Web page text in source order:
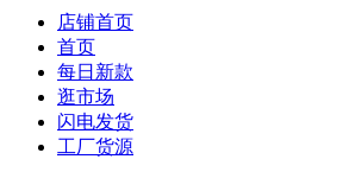
店铺首页
首页
每日新款
逛市场
闪电发货
工厂货源